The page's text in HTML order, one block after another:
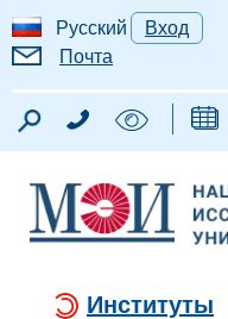
Русский
Вход
Почта
Институты